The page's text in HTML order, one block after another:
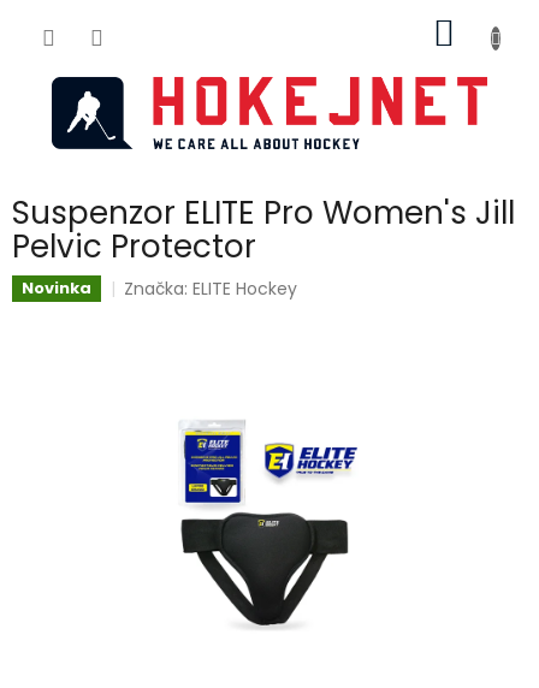
KOŠÍK
Suspenzor ELITE Pro Women's Jill
Pelvic Protector
Novinka Značka:ELITE Hockey